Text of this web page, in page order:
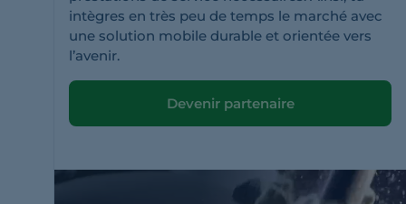
intègres en très peu de temps le marché avec
une solution mobile durable et orientée vers
l’avenir.
Devenir partenaire